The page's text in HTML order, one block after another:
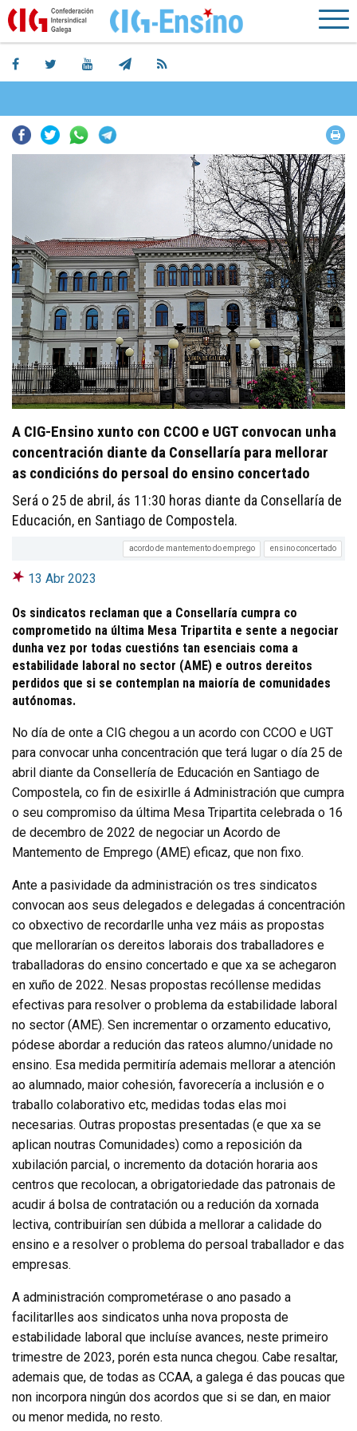
Facebook
TwitterWhatsapp
A CIG-Ensino xunto con CCOO e UGT convocan unha
concentración diante da Consellaría para mellorar
as condicións do persoal do ensino concertado
Será o 25 de abril, ás 11:30 horas diante da Consellaría de
Educación, en Santiago de Compostela.
acordo de mantemento do emprego ensino concertado
13 Abr 2023
Os sindicatos reclaman que a Consellaría cumpra co
comprometido na última Mesa Tripartita e sente a negociar
dunha vez por todas cuestións tan esenciais coma a
estabilidade laboral no sector (AME) e outros dereitos
perdidos que si se contemplan na maioría de comunidades
autónomas.
No día de onte a CIG chegou a un acordo con CCOO e UGT
para convocar unha concentración que terá lugar o día 25 de
abril diante da Consellería de Educación en Santiago de
Compostela, co fin de esixirlle á Administración que cumpra
o seu compromiso da última Mesa Tripartita celebrada o 16
de decembro de 2022 de negociar un Acordo de
Mantemento de Emprego (AME) eficaz, que non fixo.
Ante a pasividade da administración os tres sindicatos
convocan aos seus delegados e delegadas á concentración
co obxectivo de recordarlle unha vez máis as propostas
que mellorarían os dereitos laborais dos traballadores e
traballadoras do ensino concertado e que xa se achegaron
en xuño de 2022. Nesas propostas recóllense medidas
efectivas para resolver o problema da estabilidade laboral
no sector (AME). Sen incrementar o orzamento educativo,
pódese abordar a redución das rateos alumno/unidade no
ensino. Esa medida permitiría ademais mellorar a atención
ao alumnado, maior cohesión, favorecería a inclusión e o
traballo colaborativo etc, medidas todas elas moi
necesarias. Outras propostas presentadas (e que xa se
aplican noutras Comunidades) como a reposición da
xubilación parcial, o incremento da dotación horaria aos
centros que recolocan, a obrigatoriedade das patronais de
acudir á bolsa de contratación ou a redución da xornada
lectiva, contribuirían sen dúbida a mellorar a calidade do
ensino e a resolver o problema do persoal traballador e das
empresas.
A administración comprometérase o ano pasado a
facilitarlles aos sindicatos unha nova proposta de
estabilidade laboral que incluíse avances, neste primeiro
trimestre de 2023, porén esta nunca chegou. Cabe resaltar,
ademais que, de todas as CCAA, a galega é das poucas que
non incorpora ningún dos acordos que si se dan, en maior
ou menor medida, no resto.